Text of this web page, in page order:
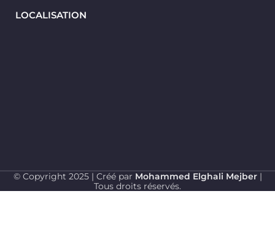
LOCALISATION
© Copyright 2025 | Créé par Mohammed Elghali Mejber|
Tous droits réservés.